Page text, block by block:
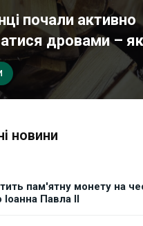
почали активно
дровами –
новини
пам'ятну монету на
Павла II